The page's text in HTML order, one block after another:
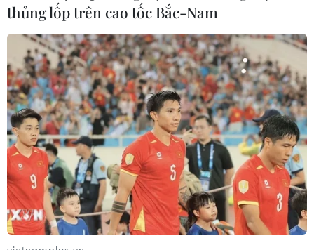
thủng lốp trên cao tốc Bắc-Nam